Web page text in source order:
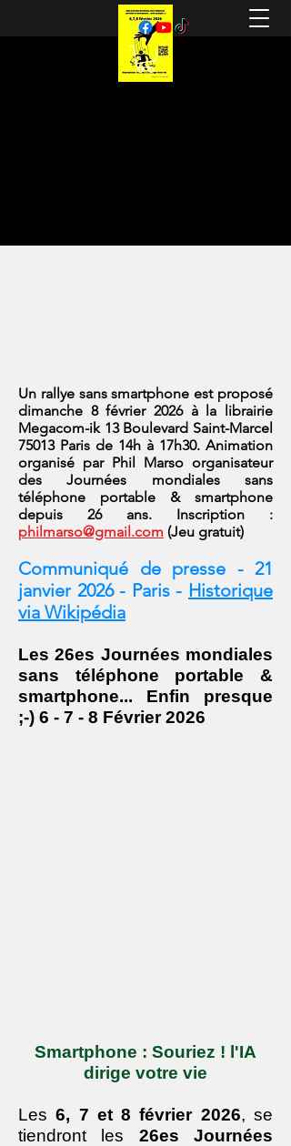
Un rallye sans smartphone est proposé
dimanche 8 février 2026 à la librairie
Megacom-ik 13 Boulevard Saint-Marcel
75013 Paris de 14h à 17h30. Animation
organisé par Phil Marso organisateur
des Journées mondiales sans
téléphone portable & smartphone
depuis 26 ans. Inscription :
philmarso@gmail.com (Jeu gratuit)
Communiqué de presse - 21
janvier 2026 - Paris - Historique
via Wikipédia
Les 26es Journées mondiales
sans téléphone portable &
smartphone... Enfin presque
;-) 6 - 7 - 8 Février 2026
Smartphone : Souriez ! l'IA
dirige votre vie
Les6, 7 et 8 février 2026, se
tiendront les 26es Journées